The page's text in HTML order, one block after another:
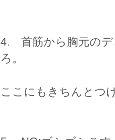
4. 首筋から胸元のデ
ろ。
ここにもきちんとつ